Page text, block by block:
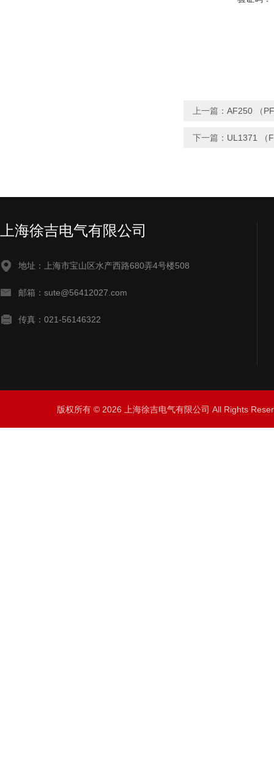
上一篇： AF250 （
下一篇： UL1371 （
上海徐吉电气有限公司
地址：上海市宝山区水产西路680弄4号楼508
邮箱：sute@56412027.com
传真：021-56146322
版权所有 © 2026 上海徐吉电气有限公司 All Rights